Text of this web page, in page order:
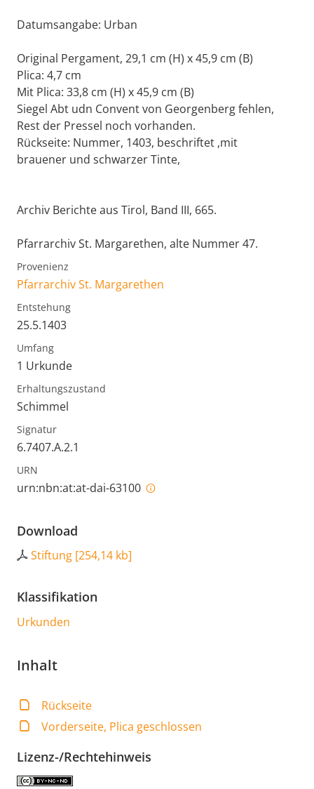
Datumsangabe: Urban
Original Pergament, 29,1 cm (H) x 45,9 cm (B)
Plica: 4,7 cm
Mit Plica: 33,8 cm (H) x 45,9 cm (B)
Siegel Abt udn Convent von Georgenberg fehlen,
Rest der Pressel noch vorhanden.
Rückseite: Nummer, 1403, beschriftet ,mit
brauener und schwarzer Tinte,
Archiv Berichte aus Tirol, Band III, 665.
Pfarrarchiv St. Margarethen, alte Nummer 47.
Provenienz
Pfarrarchiv St. Margarethen
Entstehung
25.5.1403
Umfang
1 Urkunde
Erhaltungszustand
Schimmel
Signatur
6.7407.A.2.1
URN
urn:nbn:at:at-dai-63100
Download
Stiftung [254,14 kb]
Klassifikation
Urkunden
Inhalt
Rückseite
Vorderseite, Plica geschlossen
Lizenz-/Rechtehinweis